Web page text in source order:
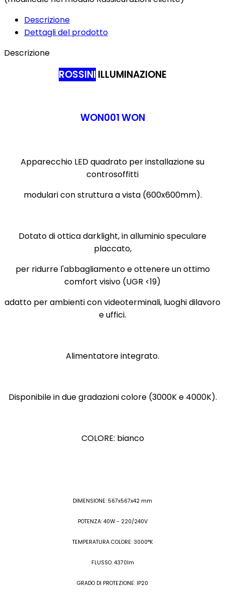
Descrizione
Dettagli del prodotto
Descrizione
ROSSINI ILLUMINAZIONE
WON001 WON
Apparecchio LED quadrato per installazione su
controsoffitti
modulari con struttura a vista (600x600mm).
Dotato di ottica darklight, in alluminio speculare
placcato,
per ridurre l'abbagliamento e ottenere un ottimo
comfort visivo (UGR <19)
adatto per ambienti con videoterminali, luoghi dilavoro
e uffici.
Alimentatore integrato.
Disponibile in due gradazioni colore (3000K e 4000K).
COLORE: bianco
DIMENSIONE: 567x567x42 mm
POTENZA: 40W - 220/240V
TEMPERATURA COLORE: 3000°K
FLUSSO: 4370lm
GRADO DI PROTEZIONE: IP20